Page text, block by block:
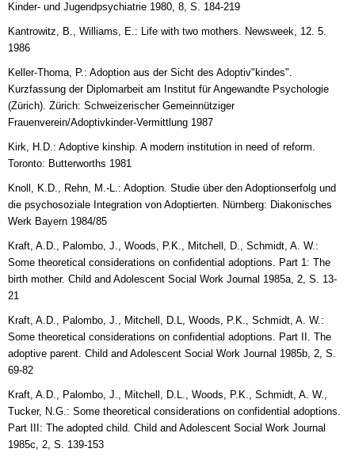
Kinder- und Jugendpsychiatrie 1980, 8, S. 184-219
Kantrowitz, B., Williams, E.: Life with two mothers. Newsweek, 12. 5.
1986
Keller-Thoma, P.: Adoption aus der Sicht des Adoptiv"kindes".
Kurzfassung der Diplomarbeit am Institut für Angewandte Psychologie
(Zürich). Zürich: Schweizerischer Gemeinnütziger
Frauenverein/Adoptivkinder-Vermittlung 1987
Kirk, H.D.: Adoptive kinship. A modern institution in need of reform.
Toronto: Butterworths 1981
Knoll, K.D., Rehn, M.-L.: Adoption. Studie über den Adoptionserfolg und
die psychosoziale Integration von Adoptierten. Nürnberg: Diakonisches
Werk Bayern 1984/85
Kraft, A.D., Palombo, J., Woods, P.K., Mitchell, D., Schmidt, A. W.:
Some theoretical considerations on confidential adoptions. Part 1: The
birth mother. Child and Adolescent Social Work Journal 1985a, 2, S. 13-
21
Kraft, A.D., Palombo, J., Mitchell, D.L, Woods, P.K., Schmidt, A. W.:
Some theoretical considerations on confidential adoptions. Part II. The
adoptive parent. Child and Adolescent Social Work Journal 1985b, 2, S.
69-82
Kraft, A.D., Palombo, J., Mitchell, D.L., Woods, P.K., Schmidt, A. W.,
Tucker, N.G.: Some theoretical considerations on confidential adoptions.
Part III: The adopted child. Child and Adolescent Social Work Journal
1985c, 2, S. 139-153